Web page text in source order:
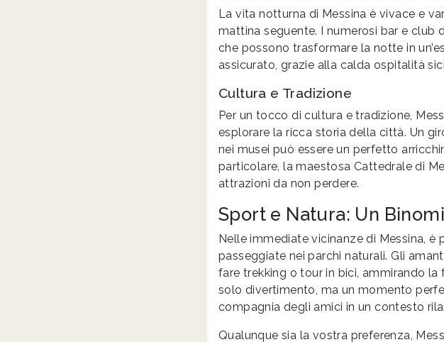
La vita notturna di Messina è vivace e
mattina seguente. I numerosi bar e
che possono trasformare la notte in
assicurato, grazie alla calda ospitalità
Cultura e Tradizione
Per un tocco di cultura e tradizione,
esplorare la ricca storia della città. Un
nei musei può essere un perfetto
particolare, la maestosa Cattedrale di
attrazioni da non perdere.
Sport e Natura: Un
Nelle immediate vicinanze di Messina,
passeggiate nei parchi naturali. Gli
fare trekking o tour in bici, ammirando
solo divertimento, ma un momento
compagnia degli amici in un contesto
Qualunque sia la vostra preferenza,